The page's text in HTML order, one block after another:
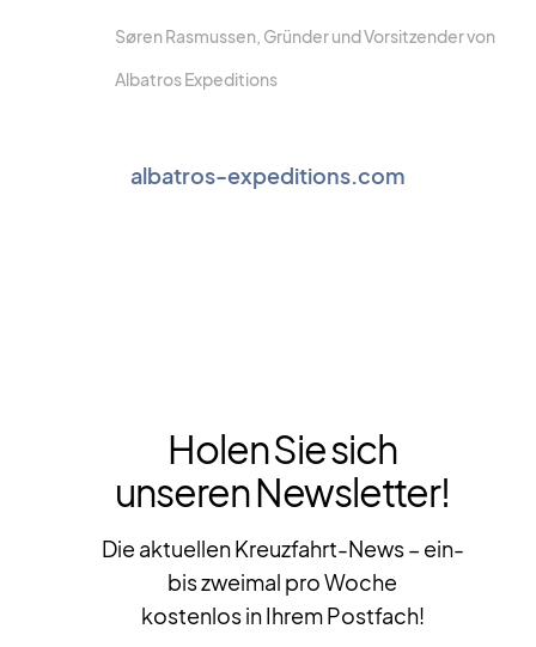
Sø­ren Ras­mus­sen, Grün­der und Vor­sit­zen­der von
Al­ba­tros Ex­pe­di­ti­ons
albatros-expeditions.com
Holen Sie sich
unseren Newsletter!
Die aktuellen Kreuzfahrt-News – ein-
bis zweimal pro Woche
kostenlos in Ihrem Postfach!